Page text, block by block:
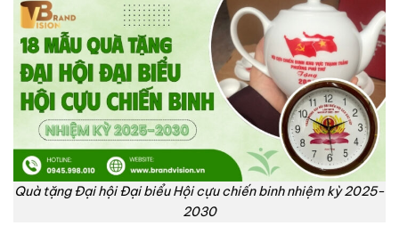
Quà tặng Đại hội Đại biểu Hội cựu chiến binh nhiệm kỳ 2025-
2030